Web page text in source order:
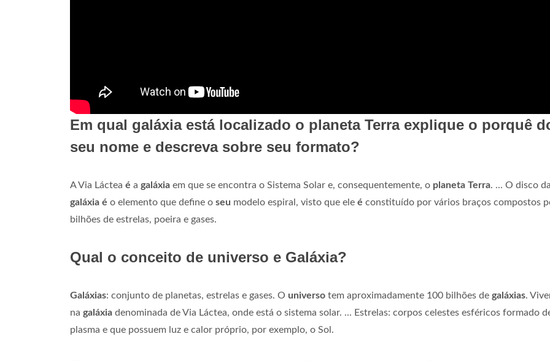
Em qual galáxia está localizado o planeta Terra explique o porquê
seu nome e descreva sobre seu formato?
A Via Láctea é a galáxia em que se encontra o Sistema Solar e, consequentemente, o planeta Terra. ... O disco da
galáxia é o elemento que define o seu modelo espiral, visto que ele é constituído por vários braços compostos
bilhões de estrelas, poeira e gases.
Qual o conceito de universo e Galáxia?
Galáxias: conjunto de planetas, estrelas e gases. O universo tem aproximadamente 100 bilhões de galáxias.
na galáxia denominada de Via Láctea, onde está o sistema solar. ... Estrelas: corpos celestes esféricos formado
plasma e que possuem luz e calor próprio, por exemplo, o Sol.